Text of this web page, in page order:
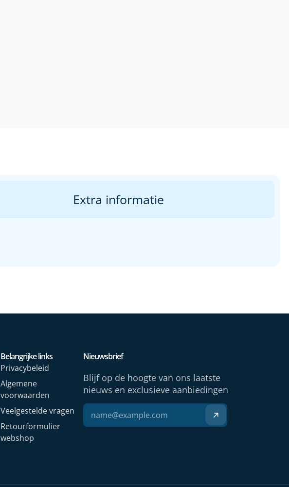
Extra informatie
Belangrijke links
Privacybeleid
Algemene
voorwaarden
Veelgestelde vragen
Retourformulier
webshop
Nieuwsbrief
Blijf op de hoogte van ons laatste
nieuws en exclusieve aanbiedingen